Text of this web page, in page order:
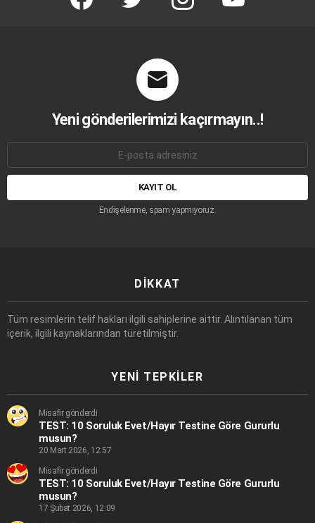
Yeni gönderilerimizi kaçırmayın..!
adresi:
Endişelenme, spam yapmıyoruz.
DIKKAT
Tüm resimlerin telif hakları ilgili sahiplerine aittir. Alıntılanan tüm
içerik, ilgili kaynaklarından türetilmiştir.
YENI TEPKILER
Misafir gönderdi
TEST: 10 Soruluk Evet/Hayır Testine Göre Gururlu
musun?
20 Mart 2026, 12:57
Misafir gönderdi
TEST: 10 Soruluk Evet/Hayır Testine Göre Gururlu
musun?
17 Şubat 2026, 12:09